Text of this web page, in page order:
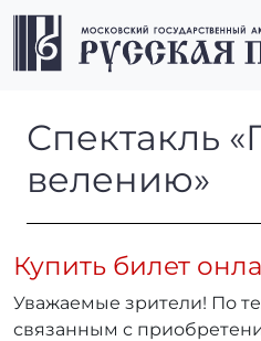
Перейти к содержимому
Перейти к футеру
Спектакль
Спектакль
велению»
Купить билет
Уважаемые зрители! По
связанным с